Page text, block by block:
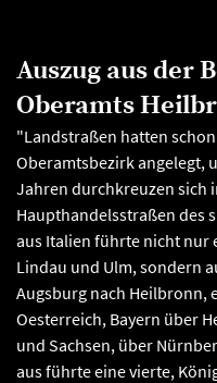
Auszug aus der
Oberamts
"Landstraßen hatten
Oberamtsbezirk angelegt,
Jahren durchkreuzen sich
Haupthandelsstraßen des
aus Italien führte nicht nur
Lindau und Ulm, sondern
Augsburg nach Heilbronn,
Oesterreich, Bayern über
und Sachsen, über
aus führte eine vierte,